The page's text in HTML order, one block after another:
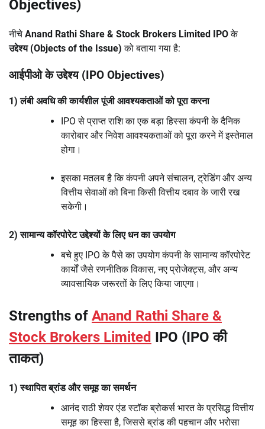
Objectives)
नीचे Anand Rathi Share & Stock Brokers Limited IPOके
उद्देश्य (Objects of the Issue) को बताया गया है:
आईपीओ के उद्देश्य (IPO Objectives)
1) लंबी अवधि की कार्यशील पूंजी आवश्यकताओं को पूरा करना
IPO से प्राप्त राशि का एक बड़ा हिस्सा कंपनी के दैनिक
कारोबार और निवेश आवश्यकताओं को पूरा करने में इस्तेमाल
होगा।
इसका मतलब है कि कंपनी अपने संचालन, ट्रेडिंग और अन्य
वित्तीय सेवाओं को बिना किसी वित्तीय दबाव के जारी रख
सकेगी।
2) सामान्य कॉरपोरेट उद्देश्यों के लिए धन का उपयोग
बचे हुए IPO के पैसे का उपयोग कंपनी के सामान्य कॉरपोरेट
कार्यों जैसे रणनीतिक विकास, नए प्रोजेक्ट्स, और अन्य
व्यावसायिक जरूरतों के लिए किया जाएगा।
Strengths of Anand Rathi Share &
Stock Brokers Limited IPO (IPO की
ताकत)
1) स्थापित ब्रांड और समूह का समर्थन
आनंद राठी शेयर एंड स्टॉक ब्रोकर्स भारत के प्रसिद्ध वित्तीय
समूह का हिस्सा है, जिससे ब्रांड की पहचान और भरोसा